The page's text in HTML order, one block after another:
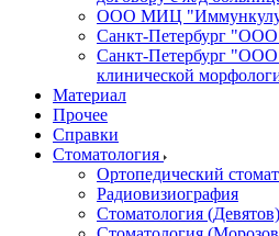
ООО МИЦ
Санкт-Петербург
Санкт-Петербург
клинической
Материал
Прочее
Справки
Стоматология
Ортопедический
Радиовизиография
Стоматология (Девятов)